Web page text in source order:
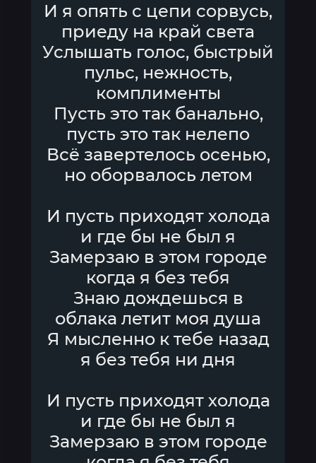
И я опять с цепи сорвусь,
приеду на край света
Услышать голос, быстрый
пульс, нежность,
комплименты
Пусть это так банально,
пусть это так нелепо
Всё завертелось осенью,
но оборвалось летом
И пусть приходят холода
и где бы не был я
Замерзаю в этом городе
когда я без тебя
Знаю дождешься в
облака летит моя душа
Я мысленно к тебе назад
я без тебя ни дня
И пусть приходят холода
и где бы не был я
Замерзаю в этом городе